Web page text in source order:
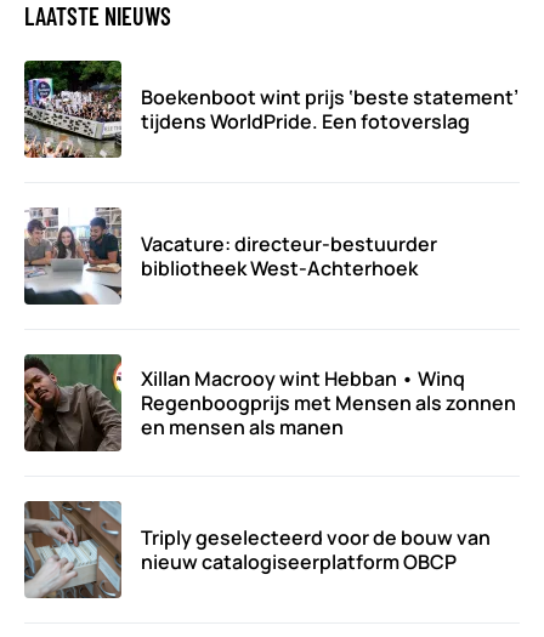
LAATSTE NIEUWS
Boekenboot wint prijs ‘beste statement’
tijdens WorldPride. Een fotoverslag
Vacature: directeur-bestuurder
bibliotheek West-Achterhoek
Xillan Macrooy wint Hebban • Winq
Regenboogprijs met Mensen als zonnen
en mensen als manen
Triply geselecteerd voor de bouw van
nieuw catalogiseerplatform OBCP